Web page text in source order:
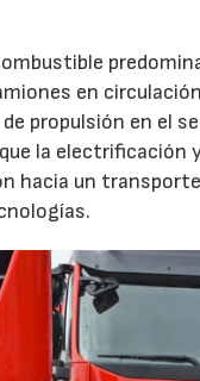
en
propulsión en el
la
hacia un